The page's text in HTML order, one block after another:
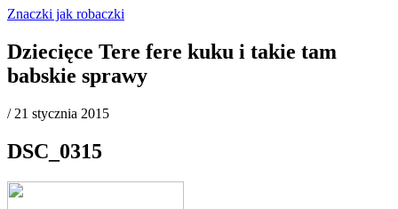
Znaczki jak robaczki
Dziecięce Tere fere kuku i takie tam
babskie sprawy
/ 21 stycznia 2015
DSC_0315